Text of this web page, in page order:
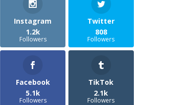
Instagram
1.2k
Followers
Twitter
808
Followers
Facebook
5.1k
Followers
TikTok
2.1k
Followers